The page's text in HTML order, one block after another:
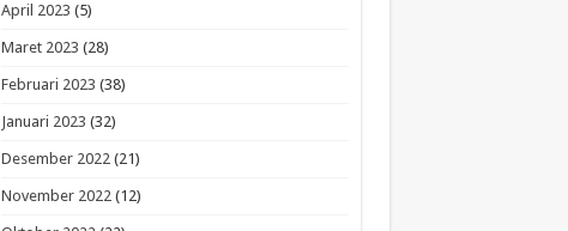
April 2023 (5)
Maret 2023 (28)
Februari 2023 (38)
Januari 2023 (32)
Desember 2022(21)
November 2022(12)